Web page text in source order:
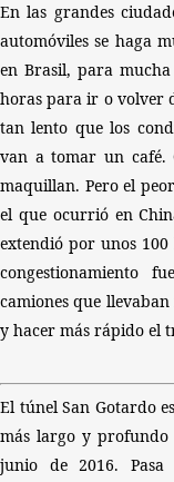
En las grandes
automóviles se haga
en Brasil, para
horas para ir o volver
tan lento que los
van a tomar un café.
maquillan. Pero el peor
el que ocurrió en
extendió por unos 100
congestionamiento
camiones que
y hacer más rápido el
El túnel San Gotardo
más largo y profundo
junio de 2016. Pasa